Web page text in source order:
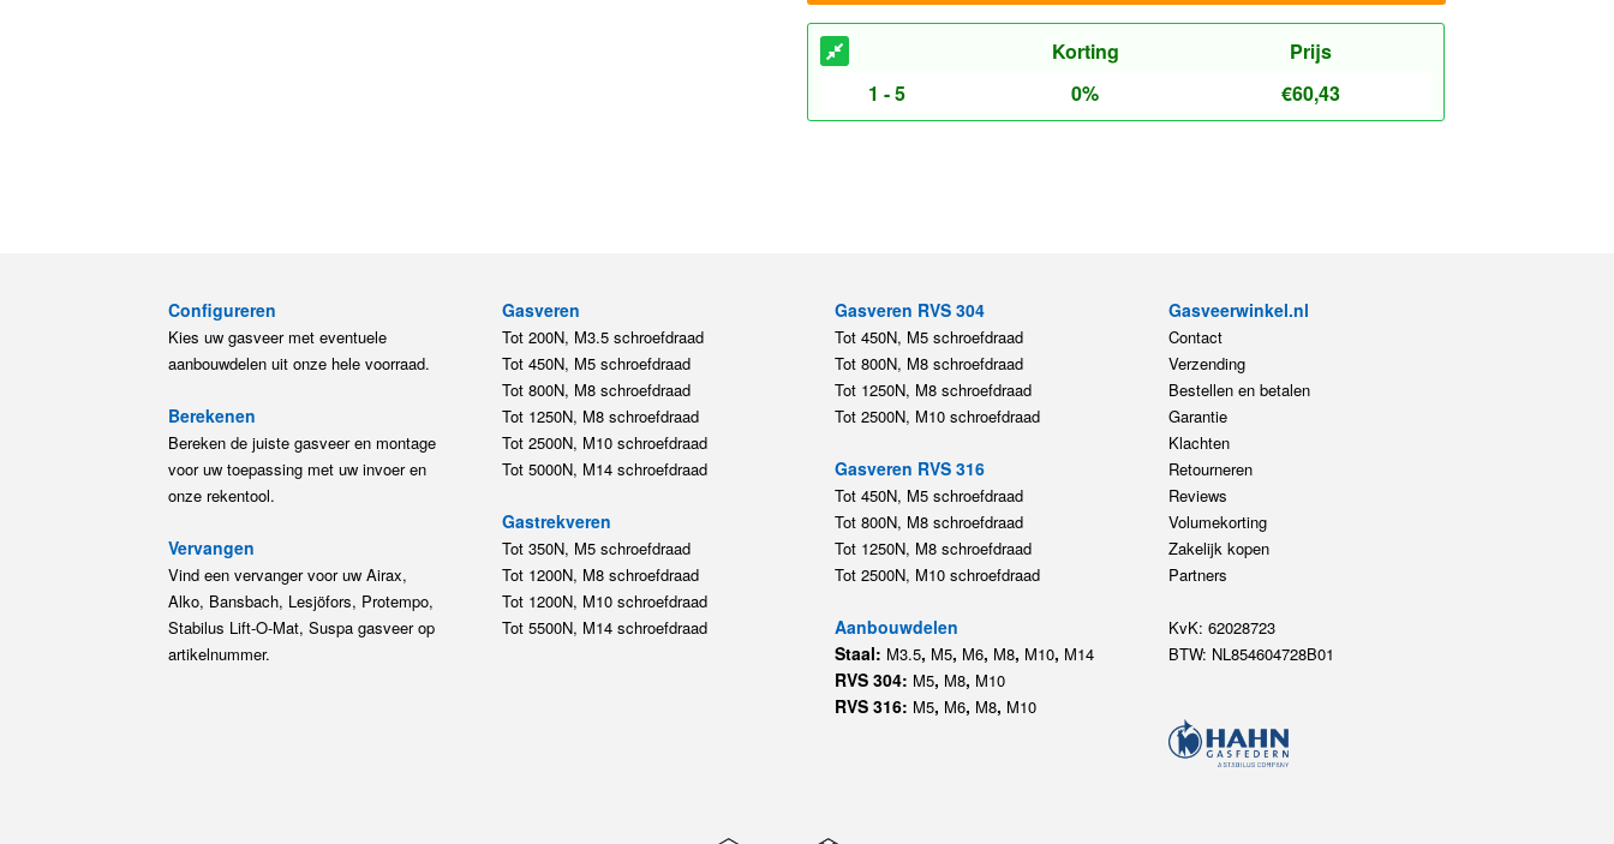
Korting
Prijs
1 - 5
0% €60,43
Configureren
Kies uw gasveer met eventuele
aanbouwdelen uit onze hele voorraad.
Berekenen
Bereken de juiste gasveer en montage
voor uw toepassing met uw invoer en
onze rekentool.
Vervangen
Vind een vervanger voor uw Airax,
Alko, Bansbach, Lesjöfors, Protempo,
Stabilus Lift-O-Mat, Suspa gasveer op
artikelnummer.
Gasveren
Tot 200N, M3.5 schroefdraad
Tot 450N, M5 schroefdraad
Tot 800N, M8 schroefdraad
Tot 1250N, M8 schroefdraad
Tot 2500N, M10 schroefdraad
Tot 5000N, M14 schroefdraad
Gastrekveren
Tot 350N, M5 schroefdraad
Tot 1200N, M8 schroefdraad
Tot 1200N, M10 schroefdraad
Tot 5500N, M14 schroefdraad
Gasveren RVS 304
Tot 450N, M5 schroefdraad
Tot 800N, M8 schroefdraad
Tot 1250N, M8 schroefdraad
Tot 2500N, M10 schroefdraad
Gasveren RVS 316
Tot 450N, M5 schroefdraad
Tot 800N, M8 schroefdraad
Tot 1250N, M8 schroefdraad
Tot 2500N, M10 schroefdraad
Aanbouwdelen
Staal: M3.5, M5, M6, M8, M10, M14
RVS 304: M5, M8, M10
RVS 316: M5, M6, M8, M10
Gasveerwinkel.nl
Contact
Verzending
Bestellen en betalen
Garantie
Klachten
Retourneren
Reviews
Volumekorting
Zakelijk kopen
Partners
KvK: 62028723
BTW: NL854604728B01